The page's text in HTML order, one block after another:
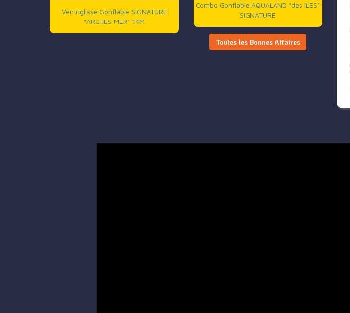
Ventriglisse Gonflable SIGNATURE
"ARCHES MER" 14M
Combo Gonflable AQUALAND "des ILES"
SIGNATURE
Toutes les Bonnes Affaires